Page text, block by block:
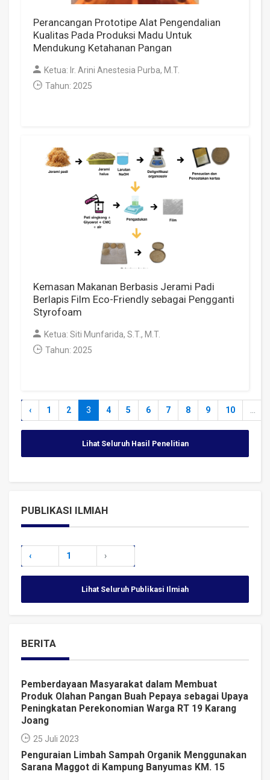
Perancangan Prototipe Alat Pengendalian
Kualitas Pada Produksi Madu Untuk
Mendukung Ketahanan Pangan
Ketua: Ir. Arini Anestesia Purba, M.T.
Tahun: 2025
Kemasan Makanan Berbasis Jerami Padi
Berlapis Film Eco-Friendly sebagai Pengganti
Styrofoam
Ketua: Siti Munfarida, S.T., M.T.
Tahun: 2025
‹ 1 2 3 4 5 6 7 8 9 10
Lihat Seluruh Hasil Penelitian
PUBLIKASI ILMIAH
‹ 1 ›
Lihat Seluruh Publikasi Ilmiah
BERITA
Pemberdayaan Masyarakat dalam Membuat
Produk Olahan Pangan Buah Pepaya sebagai Upaya
Peningkatan Perekonomian Warga RT 19 Karang
Joang
25 Juli 2023
Penguraian Limbah Sampah Organik Menggunakan
Sarana Maggot di Kampung Banyumas KM. 15